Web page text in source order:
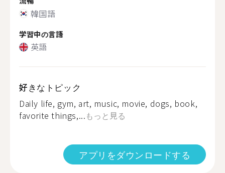
韓国語
学習中の言語
英語
好きなトピック
Daily life, gym, art, music, movie, dogs, book,
favorite things,...もっと見る
アプリをダウンロードする